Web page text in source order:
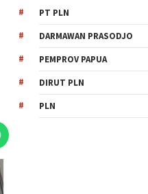
PT PLN
DARMAWAN PRASODJO
PEMPROV PAPUA
DIRUT PLN
PLN